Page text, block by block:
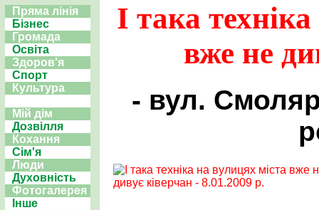
Пряма лінія
Бізнес
Громада
Освіта
Здоров'я
Спорт
Культура
Мій дім
Дозвілля
Кохання
Сім'я
Люди
Духовність
Фотогалерея
Інше
І така
вже не
- вул.